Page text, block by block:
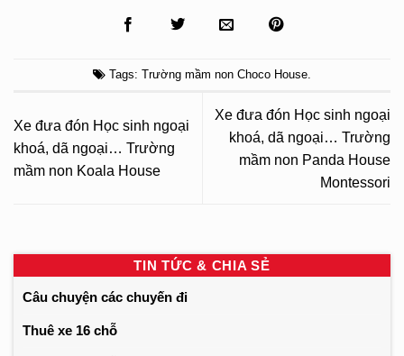
Tags: Trường mầm non Choco House
Xe đưa đón Học sinh ngoại
khoá, dã ngoại… Trường
mầm non Koala House
Xe đưa đón Học sinh ngoại
khoá, dã ngoại… Trường
mầm non Panda House
Montessori
TIN TỨC & CHIA SẺ
Câu chuyện các chuyến đi
Thuê xe 16 chỗ